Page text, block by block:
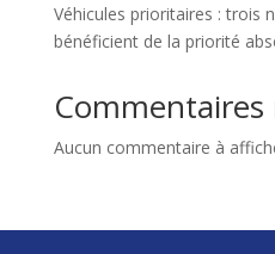
Véhicules prioritaires : trois
bénéficient de la priorité
Commentaires
Aucun commentaire à